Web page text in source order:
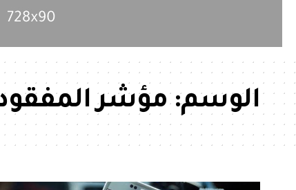
الوسم:مؤشر